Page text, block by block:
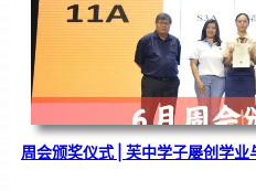
学
生
提
周会颁奖仪式 | 芙中学子屡创学业